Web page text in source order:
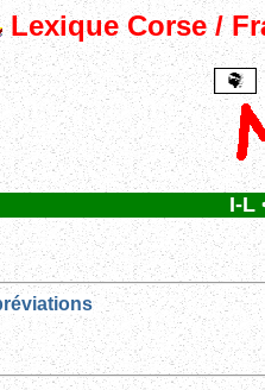
Lexique Corse /
I-L